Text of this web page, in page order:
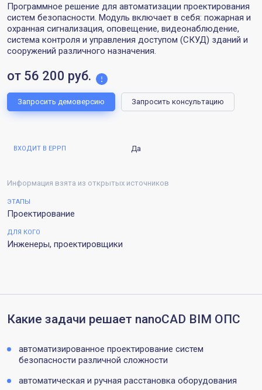
Программное решение для автоматизации проектирования
систем безопасности. Модуль включает в себя: пожарная и
охранная сигнализация, оповещение, видеонаблюдение,
система контроля и управления доступом (СКУД) зданий и
сооружений различного назначения.
от 56 200 руб.
Запросить демоверсию Запросить консультацию
ВХОДИТ В ЕРРП Да
Информация взята из открытых источников
ЭТАПЫ
Проектирование
ДЛЯ КОГО
Инженеры, проектировщики
Какие задачи решает nanoCAD BIM ОПС
автоматизированное проектирование систем
безопасности различной сложности
автоматическая и ручная расстановка оборудования